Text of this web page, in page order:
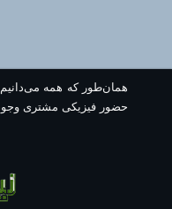
همان‌طور که همه
حضور فیزیکی مشتری